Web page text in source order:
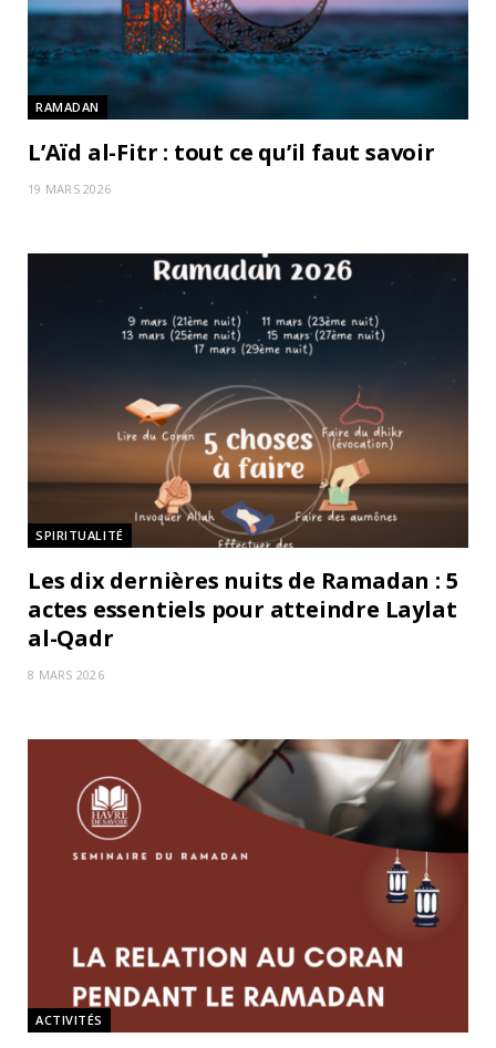
RAMADAN
L’Aïd al-Fitr : tout ce qu’il faut savoir
19 MARS 2026
SPIRITUALITÉ
Les dix dernières nuits de Ramadan : 5
actes essentiels pour atteindre Laylat
al-Qadr
8 MARS 2026
ACTIVITÉS